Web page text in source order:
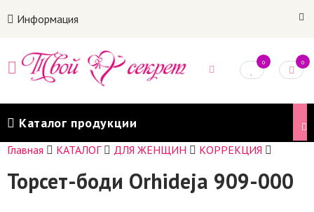
Информация
0 0
Каталог продукции
Главная КАТАЛОГ ДЛЯ ЖЕНЩИН КОРРЕКЦИЯ
Торсет-боди Orhideja 909-000